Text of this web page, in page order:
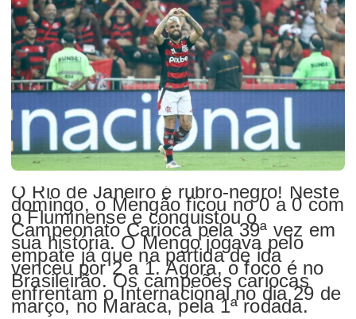
O Rio de Janeiro é rubro-negro! Neste
domingo, o Mengão ficou no 0 a 0 com
o Fluminense e conquistou o
Campeonato Carioca pela 39ª vez em
sua história. O Mengo jogava pelo
empate já que na partida de ida
venceu por 2 a 1. Agora, o foco é no
Brasileirão. Os campeões cariocas
enfrentam o Internacional no dia 29 de
março, no Maraca, pela 1ª rodada.